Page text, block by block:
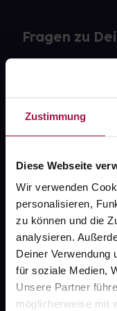
Zustimmung
Diese Webseite
Wir verwenden
personalisieren,
zu können und die
analysieren.
Deiner Verwendung
für soziale Medien,
Unsere Partner
möglicherweise mit
Fragen zu
gesund.de
Über uns
Karriere
Newsletter